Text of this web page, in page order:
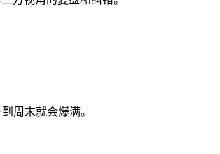
周末就会爆满。